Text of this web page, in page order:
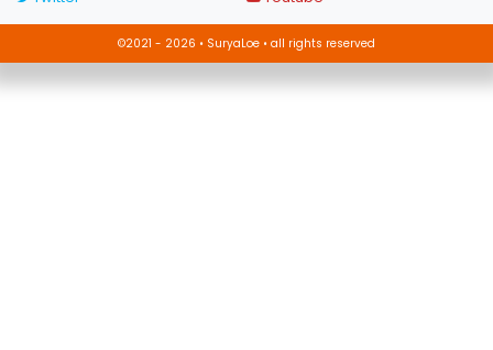
©2021 - 2026 • SuryaLoe • all rights reserved